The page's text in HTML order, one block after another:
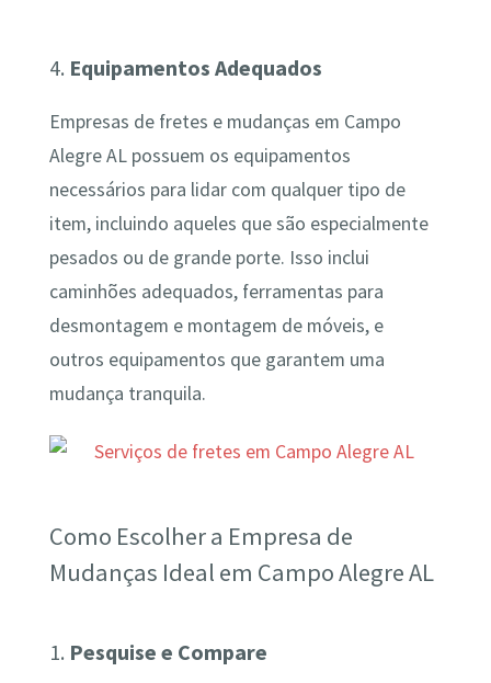
4. Equipamentos Adequados
Empresas de fretes e mudanças em Campo
Alegre AL possuem os equipamentos
necessários para lidar com qualquer tipo de
item, incluindo aqueles que são especialmente
pesados ou de grande porte. Isso inclui
caminhões adequados, ferramentas para
desmontagem e montagem de móveis, e
outros equipamentos que garantem uma
mudança tranquila.
Como Escolher a Empresa de
Mudanças Ideal em Campo Alegre AL
1. Pesquise e Compare